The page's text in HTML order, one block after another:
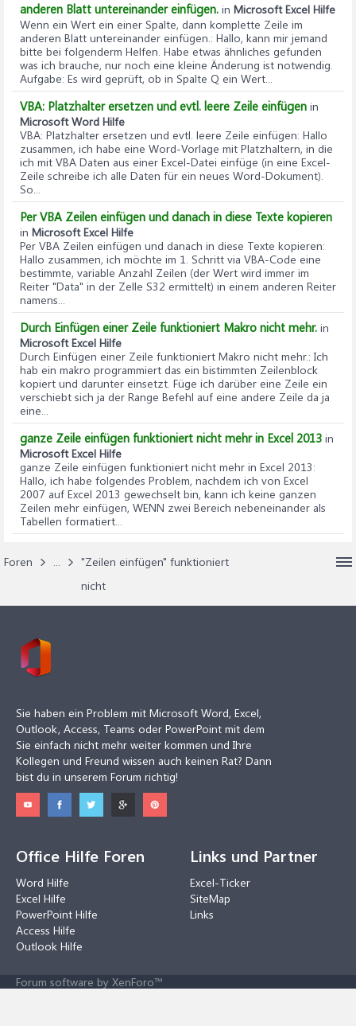
anderen Blatt untereinander einfügen. in Microsoft Excel Hilfe
Wenn ein Wert ein einer Spalte, dann komplette Zeile im
anderen Blatt untereinander einfügen.: Hallo, kann mir jemand
bitte bei folgenderm Helfen. Habe etwas ähnliches gefunden
was ich brauche, nur noch eine kleine Änderung ist notwendig.
Aufgabe: Es wird geprüft, ob in Spalte Q ein Wert...
VBA: Platzhalter ersetzen und evtl. leere Zeile einfügen in
Microsoft Word Hilfe
VBA: Platzhalter ersetzen und evtl. leere Zeile einfügen: Hallo
zusammen, ich habe eine Word-Vorlage mit Platzhaltern, in die
ich mit VBA Daten aus einer Excel-Datei einfüge (in eine Excel-
Zeile schreibe ich alle Daten für ein neues Word-Dokument).
So...
Per VBA Zeilen einfügen und danach in diese Texte kopieren
in Microsoft Excel Hilfe
Per VBA Zeilen einfügen und danach in diese Texte kopieren:
Hallo zusammen, ich möchte im 1. Schritt via VBA-Code eine
bestimmte, variable Anzahl Zeilen (der Wert wird immer im
Reiter "Data" in der Zelle S32 ermittelt) in einem anderen Reiter
namens...
Durch Einfügen einer Zeile funktioniert Makro nicht mehr. in
Microsoft Excel Hilfe
Durch Einfügen einer Zeile funktioniert Makro nicht mehr.: Ich
hab ein makro programmiert das ein bistimmten Zeilenblock
kopiert und darunter einsetzt. Füge ich darüber eine Zeile ein
verschiebt sich ja der Range Befehl auf eine andere Zeile da ja
eine...
ganze Zeile einfügen funktioniert nicht mehr in Excel 2013 in
Microsoft Excel Hilfe
ganze Zeile einfügen funktioniert nicht mehr in Excel 2013:
Hallo, ich habe folgendes Problem, nachdem ich von Excel
2007 auf Excel 2013 gewechselt bin, kann ich keine ganzen
Zeilen mehr einfügen, WENN zwei Bereich nebeneinander als
Tabellen formatiert...
Foren ...
"Zeilen einfügen" funktioniert
nicht
Sie haben ein Problem mit Microsoft Word, Excel,
Outlook, Access, Teams oder PowerPoint mit dem
Sie einfach nicht mehr weiter kommen und Ihre
Kollegen und Freund wissen auch keinen Rat? Dann
bist du in unserem Forum richtig!
Office Hilfe Foren
Word Hilfe
Excel Hilfe
PowerPoint Hilfe
Access Hilfe
Outlook Hilfe
Links und Partner
Excel-Ticker
SiteMap
Links
Forum software by XenForo™